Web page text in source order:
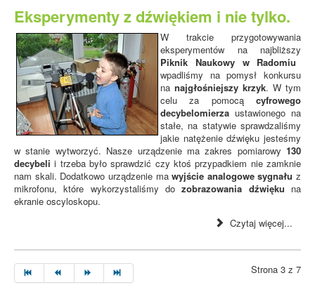
Eksperymenty z dźwiękiem i nie tylko.
W trakcie przygotowywania
eksperymentów na najbliższy
Piknik Naukowy w Radomiu
wpadliśmy na pomysł konkursu
na najgłośniejszy krzyk. W tym
celu za pomocą cyfrowego
decybelomierza ustawionego na
stałe, na statywie sprawdzaliśmy
jakie natężenie dźwięku jesteśmy
w stanie wytworzyć. Nasze urządzenie ma zakres pomiarowy 130
decybeli i trzeba było sprawdzić czy ktoś przypadkiem nie zamknie
nam skali. Dodatkowo urządzenie mawyjście analogowe sygnału z
mikrofonu, które wykorzystaliśmy dozobrazowania dźwięku na
ekranie oscyloskopu.
Czytaj więcej...
Strona 3 z 7